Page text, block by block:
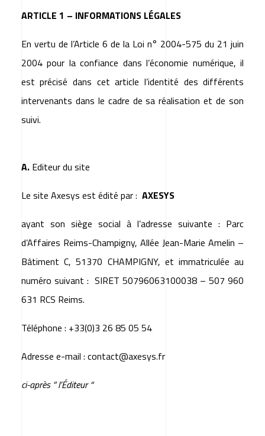
ARTICLE 1 – INFORMATIONS LÉGALES
En vertu de l’Article 6 de la Loi n° 2004-575 du 21 juin
2004 pour la confiance dans l’économie numérique, il
est précisé dans cet article l’identité des différents
intervenants dans le cadre de sa réalisation et de son
suivi.
A.Editeur du site
Le site Axesys est édité par : AXESYS
ayant son siège social à l’adresse suivante : Parc
d’Affaires Reims-Champigny, Allée Jean-Marie Amelin –
Bâtiment C, 51370 CHAMPIGNY, et immatriculée au
numéro suivant : SIRET 50796063100038 – 507 960
631 RCS Reims.
Téléphone : +33(0)3 26 85 05 54
Adresse e-mail : contact@axesys.fr
ci-après ” l’Éditeur “